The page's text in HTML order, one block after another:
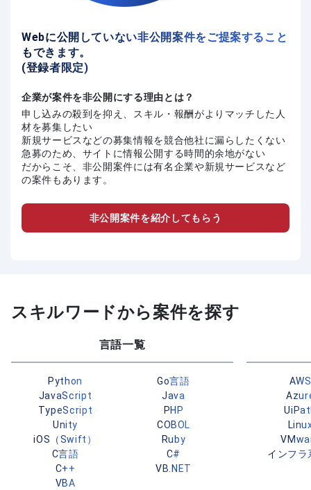
Webに公開していない非公開案件をご提案すること
もできます。
(登録者限定)
企業が案件を非公開にする理由とは？
申し込みの殺到を抑え、スキル・報酬がよりマッチした人
材を募集したい
新規サービスなどの募集情報を競合他社に漏らしたくない
急募のため、サイトに情報公開する時間的余地がない
だからこそ、非公開案件には有名企業や新規サービスなど
の案件もあります。
非公開案件を紹介してもらう
スキルワードから案件を探す
言語一覧
Python
Go言語
JavaScript
Java
TypeScript
PHP
Unity
COBOL
iOS（Swift）
Ruby
C言語
C#
C++
VB.NET
VBA
AWS
インフラ